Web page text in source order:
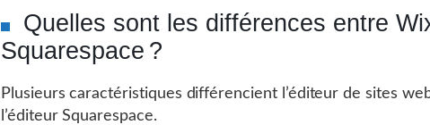
Quelles sont les différences entre
Squarespace ?
Plusieurs caractéristiques différencient l’éditeur de sites
l’éditeur Squarespace.